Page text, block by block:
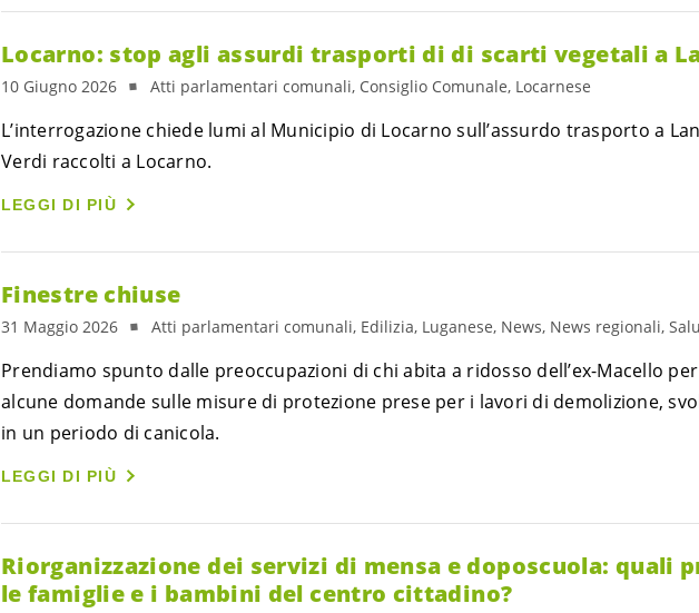
Locarno: stop agli assurdi trasporti di di scarti vegetali a
10 Giugno 2026 Atti parlamentari comunali, Consiglio Comunale, Locarnese
L’interrogazione chiede lumi al Municipio di Locarno sull’assurdo trasporto a
Verdi raccolti a Locarno.
LEGGI DI PIÙ
Finestre chiuse
31 Maggio 2026 Atti parlamentari comunali, Edilizia, Luganese, News, News regionali,
Prendiamo spunto dalle preoccupazioni di chi abita a ridosso dell’ex-Macello
alcune domande sulle misure di protezione prese per i lavori di demolizione,
in un periodo di canicola.
LEGGI DI PIÙ
Riorganizzazione dei servizi di mensa e doposcuola: quali
le famiglie e i bambini del centro cittadino?